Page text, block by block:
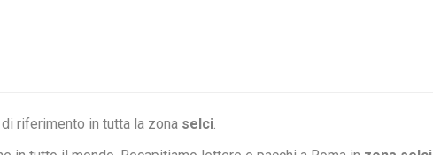
riferimento in tutta la zona selci.